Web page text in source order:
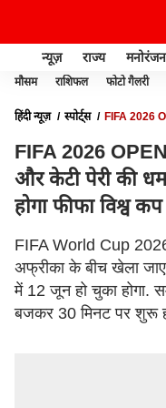
न्यूज़ राज्य मनोरंजन
मौसम राशिफल फोटो गैलरी
हिंदी न्यूज़ स्पोर्ट्स
FIFA 2026
FIFA 2026
और केटी पेरी की
होगा फीफा विश्व
FIFA World Cup
अफ्रीका के बीच खेला
में 12 जून हो चुका होगा.
बजकर 30 मिनट पर शुरू